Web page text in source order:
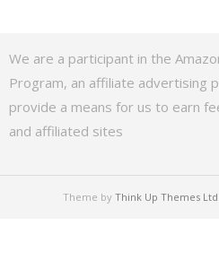
We are a participant in the
Program, an affiliate advertising
provide a means for us to earn
and affiliated sites
Theme by Think Up Themes Ltd